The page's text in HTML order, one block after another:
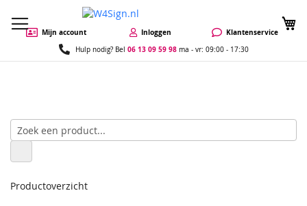
Mijn account Inloggen Klantenservice
Hulp nodig? Bel 06 13 09 59 98ma - vr: 09:00 - 17:30
Productoverzicht